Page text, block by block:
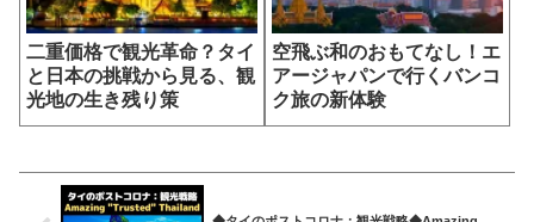
二重価格で観光革命？タイ
と日本の挑戦から見る、観
光地の生き残り策
空飛ぶ和のおもてなし！エ
アージャパンで行くバンコ
ク旅の新体験